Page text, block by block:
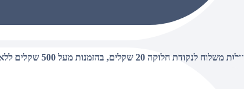
עלות משלוח לנקודת חלוקה 20 שקלים, בהזמנות מעל 500 שקלים ללא חיוב (חינם),